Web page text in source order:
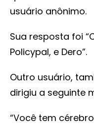
usuário anônimo.
Sua resposta foi
Policypal, e Dero”.
Outro usuário,
dirigiu a seguinte
“Você tem